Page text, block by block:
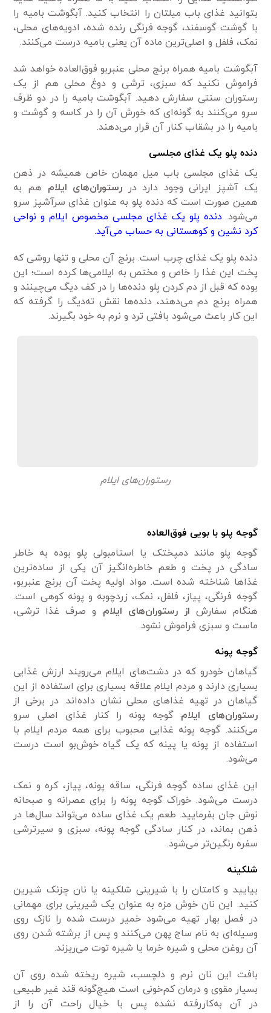
بتوانید غذای باب میلتان را انتخاب کنید. آبگوشت بامیه را
با گوشت گوسفند، گوجه فرنگی رنده شده، ادویه‌های محلی،
نمک، فلفل و اصلی‌ترین ماده آن یعنی بامیه درست می‌کنند.
آبگوشت بامیه همراه برنج محلی عنبربو فوق‌العاده خواهد شد
فراموش نکنید که سبزی، ترشی و دوغ محلی هم از یک
رستوران سنتی سفارش دهید. آبگوشت بامیه را در دو ظرف
سرو می‌کنند به گونه‌ای که خورش آن را در کاسه و گوشت و
بامیه را در بشقاب کنار آن قرار می‌دهند.
دنده پلو یک غذای مجلسی
یک غذای مجلسی باب میل مهمان خاص همیشه در ذهن
یک آشپز ایرانی وجود دارد در رستوران‌های ایلام هم به
همین صورت است که دنده پلو به عنوان غذای سرآشپز سرو
می‌شود.دنده پلو یک غذای مجلسی مخصوص ایلام و نواحی
کرد نشین و کوهستانی به حساب می‌آید.
دنده پلو یک غذای چرب است. برنج آن محلی و تنها روشی که
پخت این غذا را خاص و مختص به ایلامی‌ها کرده است؛ این
بوده که قبل از دم کردن پلو دنده‌ها را در کف دیگ می‌چینند و
همراه برنج دم می‌دهند، دنده‌ها نقش ته‌دیگ را گرفته که
این کار باعث می‌شود بافتی ترد و نرم به خود بگیرند.
رستوران‌های ایلام
گوجه پلو با بویی فوق‌العاده
گوجه پلو مانند دمپختک یا استامبولی پلو بوده به خاطر
سادگی در پخت و طعم خاطره‌انگیز آن یکی از ساده‌ترین
غذا‌ها شناخته شده است. مواد اولیه پخت آن برنج عنبربو،
گوجه فرنگی، پیاز، فلفل، نمک، زردچوبه و پونه کوهی است.
هنگام سفارش از رستوران‌های ایلام و صرف غذا ترشی،
ماست و سبزی فراموش نشود.
گوجه پونه
گیاهان خودرو که در دشت‌های ایلام می‌رویند ارزش غذایی
بسیاری دارند و مردم ایلام علاقه بسیاری برای استفاده از این
گیاهان در تهیه غذاهای محلی نشان داده‌اند. در برخی از
رستوران‌های ایلام گوجه پونه را کنار غذای اصلی سرو
می‌کنند. گوجه پونه غذایی محبوب برای همه مردم ایلام با
استفاده از پونه یا پینه که یک گیاه خوش‌بو است درست
می‌شود.
این غذای ساده گوجه فرنگی، ساقه پونه، پیاز، کره و نمک
درست می‌شود. خوراک گوجه پونه را برای عصرانه و صبحانه
نوش جان بفرمایید. طعم یک غذای ساده می‌تواند سال‌ها در
ذهن بماند، در کنار سادگی گوجه پونه، سبزی و سیرترشی
سفره رنگین‌تر می‌شود.
شلکینه
بیایید و کامتان را با شیرینی شلکینه یا نان چزنک شیرین
کنید. این نان خوش مزه به عنوان یک شیرینی برای مهمانی
در فصل بهار تهیه می‌شود خمیر درست شده را نازک روی
وسیله‌ای به نام ساج پهن می‌کنند و پس از برشته شدن روی
آن روغن محلی و شیره خرما یا شیره توت می‌ریزند.
بافت این نان نرم و دلچسب، شیره ریخته شده روی آن
بسیار مقوی و درمان کم‌خونی است هیچ‌گونه قند غیر طبیعی
در آن به‌کاررفته نشده پس با خیال راحت آن را از